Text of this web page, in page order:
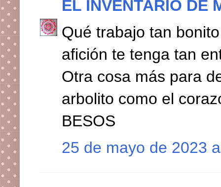
EL INVENTARIO DE
Qué trabajo tan
afición te tenga tan
Otra cosa más para
arbolito como el
BESOS
25 de mayo de 2023